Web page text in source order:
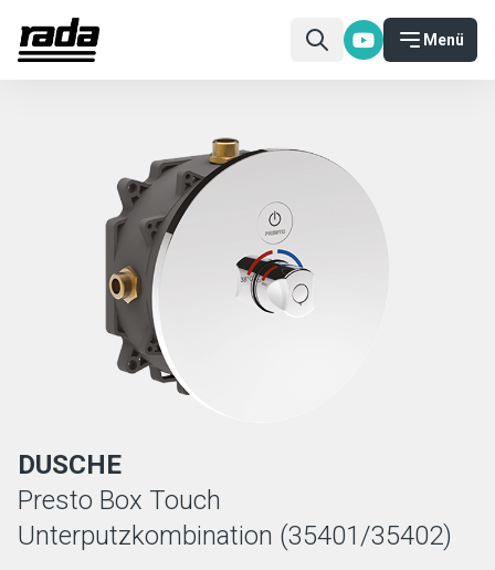
Menü
DUSCHE
Presto Box Touch
Unterputzkombination (35401/35402)